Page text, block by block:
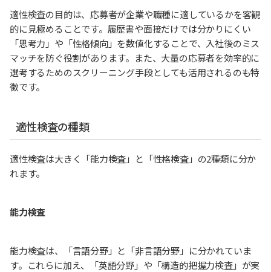
適性検査の目的は、応募者が企業や職種に適しているかを客観
的に見極めることです。履歴書や面接だけでは分かりにくい
「思考力」や「性格傾向」を数値化することで、入社後のミス
マッチを防ぐ役割があります。また、大量の応募者を効率的に
選考するためのスクリーニング手段としても活用されるのも特
徴です。
適性検査の種類
適性検査は大きく「能力検査」と「性格検査」の2種類に分か
れます。
能力検査
能力検査は、「言語分野」と「非言語分野」に分かれていま
す。これらに加え、「英語分野」や「構造的把握力検査」が実